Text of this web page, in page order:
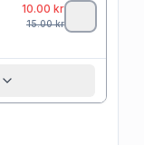
10.00 kr
15.00kr